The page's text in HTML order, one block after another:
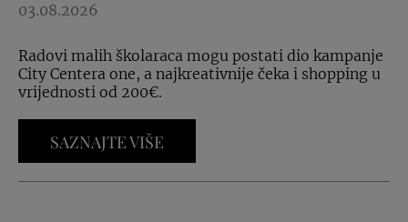
03.08.2026
Radovi malih školaraca mogu postati dio kampanje
City Centera one, a najkreativnije čeka i shopping u
vrijednosti od 200€.
SAZNAJTE VIŠE